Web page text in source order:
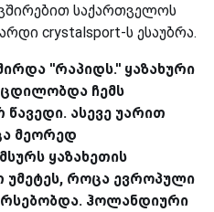
საქართველოს
crystalsport-ს ესაუბრა.
''რაპიდს.'' ყაზახური
ჩემს
წავედი. ასევე უარით
მეორედ
ყაზახეთის
უმეტეს, როცა ევროპული
ჰოლანდიური